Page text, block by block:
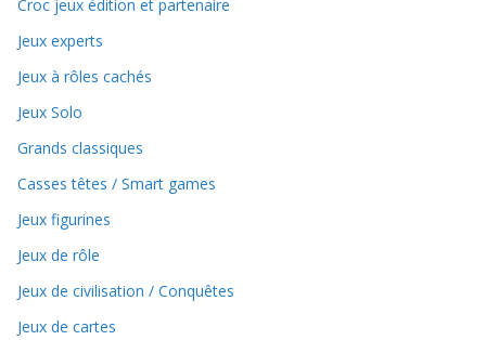
Croc jeux édition et partenaire
Jeux experts
Jeux à rôles cachés
Jeux Solo
Grands classiques
Casses têtes / Smart games
Jeux figurines
Jeux de rôle
Jeux de civilisation / Conquêtes
Jeux de cartes